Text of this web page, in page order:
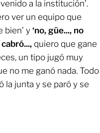
a la institución’.
ver un equipo que
bien’ y ‘no, güe..., no
quiero que gane
un tipo jugó muy
no me ganó nada. Todo
la junta y se paró y se